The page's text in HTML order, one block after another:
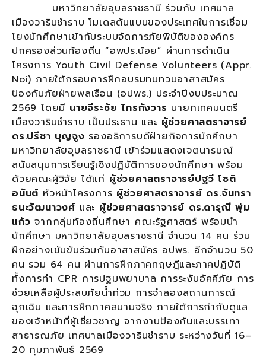
มหาวิทยาลัยอุบลราชธานี ร่วมกับ เทศบาล
เมืองวารินชำราบ โมเดลต้นแบบของประเทศในการเชื่อม
โยงนักศึกษาเข้ากับระบบจัดการภัยพิบัติขององค์กร
ปกครองส่วนท้องถิ่น “อพปร.น้อย” ผ่านการดำเนิน
โครงการ Youth Civil Defense Volunteers (Appr.
Noi) ภายใต้กรอบการฝึกอบรมทบทวนอาสาสมัคร
ป้องกันภัยฝ่ายพลเรือน (อปพร.) ประจำปีงบประมาณ
2569 โดยมี นายจีระชัย ไกรกังวาร นายกเทศมนตรี
เมืองวารินชำราบ เป็นประธาน และ ผู้ช่วยศาสตราจารย์
ดร.ปรีชา บุญจูง รองอธิการบดีฝ่ายกิจการนักศึกษา
มหาวิทยาลัยอุบลราชธานี เข้าร่วมแสดงเจตนารมณ์
สนับสนุนการเรียนรู้เชิงปฏิบัติการของนักศึกษา พร้อม
ด้วยคณะผู้วิจัย ได้แก่ ผู้ช่วยศาสตราจารย์ปฐวี โชติ
อนันต์ หัวหน้าโครงการ ผู้ช่วยศาสตราจารย์ ดร.จันทรา
ธนะวัฒนาวงศ์ และ ผู้ช่วยศาสตราจารย์ ดร.ดารุณี พุ่ม
แก้ว จากกลุ่มท้องถิ่นศึกษา คณะรัฐศาสตร์ พร้อมนำ
นักศึกษา มหาวิทยาลัยอุบลราชธานี จำนวน 14 คน ร่วม
ฝึกอย่างเข้มข้นร่วมกับอาสาสมัคร อปพร. อีกจำนวน 50
คน รวม 64 คน ผ่านการฝึกภาคทฤษฎีและภาคปฏิบัติ
ทั้งการทำ CPR การปฐมพยาบาล การระงับอัคคีภัย การ
ช่วยเหลือผู้ประสบภัยน้ำท่วม การจำลองสถานการณ์
ฉุกเฉิน และการฝึกภาคสนามจริง ภายใต้การกำกับดูแล
ของเจ้าหน้าที่ผู้เชี่ยวชาญ จากงานป้องกันและบรรเทา
สาธารณภัย เทศบาลเมืองวารินชำราบ ระหว่างวันที่ 16–
20 กุมภาพันธ์ 2569